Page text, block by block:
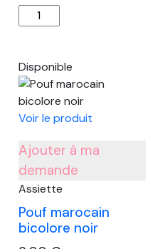
quantité
de
bois
souple
160
cm
80
cm
Disponible
Voir le produit
Ajouter à ma
demande
Assiette
Pouf marocain
bicolore noir